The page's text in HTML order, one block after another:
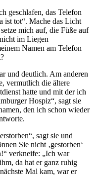
geschlafen, das Telefon
ist tot“. Mache das Licht
mich auf, die Füße auf
im Liegen
Namen am Telefon
und deutlich. Am anderen
vermutlich die ältere
hatte und mit der ich
Hospiz“, sagt sie
den ich schon wieder
sagt sie und
Sie nicht ‚gestorben‘
verkneife: „Ich war
da hat er ganz ruhig
Mal kam, war er